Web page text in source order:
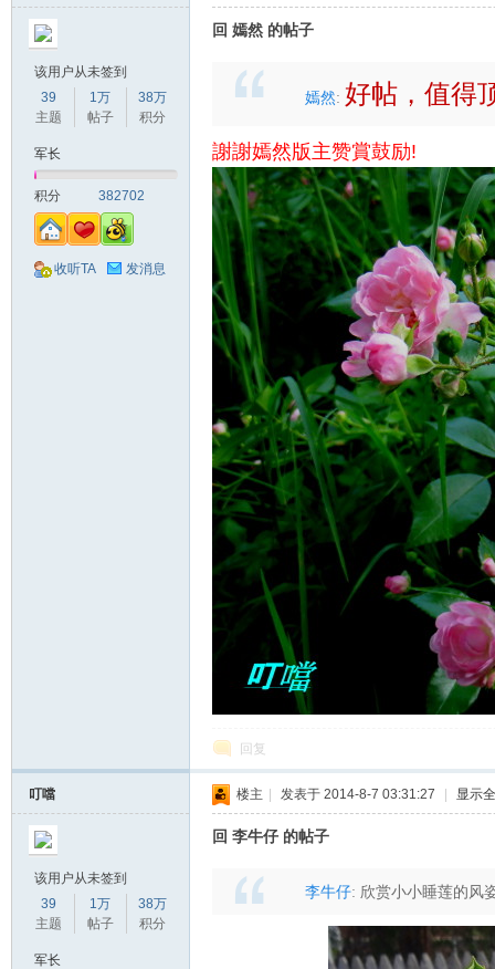
该用户从未签到
39
主题
1万
帖子
38万
积分
军长
积分 382702
收听TA 发消息
回 嫣然 的帖子
嫣然: 好帖，值得
謝謝嫣然版主赞賞鼓励!
回复
叮噹
该用户从未签到
39
主题
1万
帖子
38万
积分
军长
楼主 发表于 2014-8-7 03:31:27 显示
回 李牛仔 的帖子
李牛仔: 欣赏小小睡莲的风